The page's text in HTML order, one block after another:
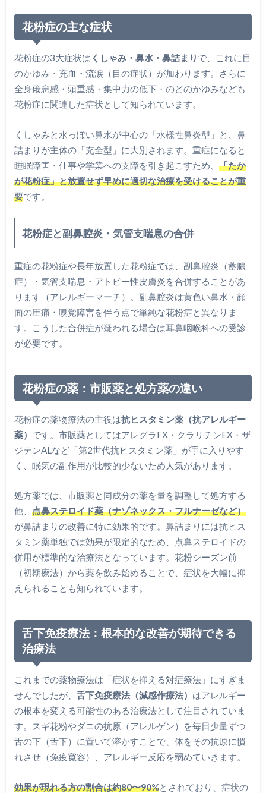
花粉症の主な症状
花粉症の3大症状は くしゃみ・鼻水・鼻詰まり で、これに目
のかゆみ・充血・流涙（目の症状）が加わります。さらに
全身倦怠感・頭重感・集中力の低下・のどのかゆみなども
花粉症に関連した症状として知られています。
くしゃみと水っぽい鼻水が中心の「水様性鼻炎型」と、鼻
詰まりが主体の「充全型」に大別されます。重症になると
睡眠障害・仕事や学業への支障を引き起こすため、 「たか
が花粉症」と放置せず早めに適切な治療を受けることが重
要です。
花粉症と副鼻腔炎・気管支喘息の合併
重症の花粉症や長年放置した花粉症では、副鼻腔炎（蓄膿
症）・気管支喘息・アトピー性皮膚炎を合併することがあ
ります（アレルギーマーチ）。副鼻腔炎は黄色い鼻水・顔
面の圧痛・嗅覚障害を伴う点で単純な花粉症と異なりま
す。こうした合併症が疑われる場合は耳鼻咽喉科への受診
が必要です。
花粉症の薬：市販薬と処方薬の違い
花粉症の薬物療法の主役は抗ヒスタミン薬（抗アレルギー
薬） です。市販薬としてはアレグラFX・クラリチンEX・ザ
ジテンALなど「第2世代抗ヒスタミン薬」が手に入りやす
く、眠気の副作用が比較的少ないため人気があります。
処方薬では、市販薬と同成分の薬を量を調整して処方する
他、 点鼻ステロイド薬（ナゾネックス・フルナーゼなど）
が鼻詰まりの改善に特に効果的です。鼻詰まりには抗ヒス
タミン薬単独では効果が限定的なため、点鼻ステロイドの
併用が標準的な治療法となっています。花粉シーズン前
（初期療法）から薬を飲み始めることで、症状を大幅に抑
えられることも知られています。
舌下免疫療法：根本的な改善が期待できる
治療法
これまでの薬物療法は「症状を抑える対症療法」にすぎま
せんでしたが、 舌下免疫療法（減感作療法） はアレルギー
の根本を変える可能性のある治療法として注目されていま
す。スギ花粉やダニの抗原（アレルゲン）を毎日少量ずつ
舌の下（舌下）に置いて溶かすことで、体をその抗原に慣
れさせ（免疫寛容）、アレルギー反応を弱めていきます。
効果が現れる方の割合は約80〜90%とされており、症状の